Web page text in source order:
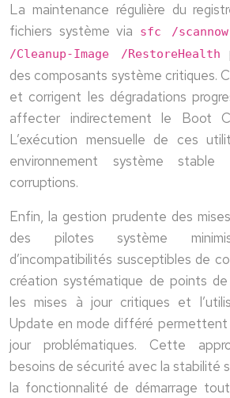
La maintenance régulière du
fichiers système via
sfc /scannow
/Cleanup-Image /RestoreHealth
des composants système critiques.
et corrigent les dégradations
affecter indirectement le Boot
L’exécution mensuelle de ces
environnement système
corruptions.
Enfin, la gestion prudente des
des pilotes système
d’incompatibilités susceptibles de
création systématique de points
les mises à jour critiques et
Update en mode différé permettent
jour problématiques. Cette
besoins de sécurité avec la stabilité
la fonctionnalité de démarrage